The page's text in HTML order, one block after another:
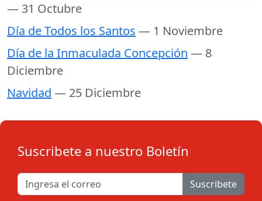
— 31 Octubre
Día de Todos los Santos — 1 Noviembre
Día de la Inmaculada Concepción — 8
Diciembre
Navidad — 25 Diciembre
Suscribete a nuestro Boletín
Suscribete